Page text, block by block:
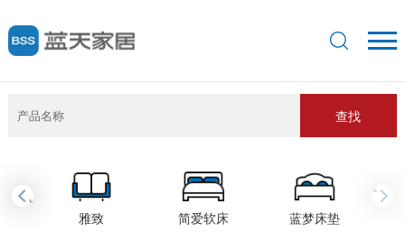
查找
雅致 简爱软床 蓝梦床垫
‹ ›